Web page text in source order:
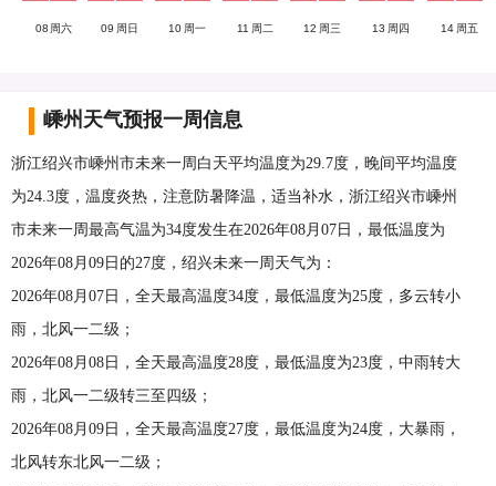
08 周六 09 周日 10 周一 11 周二 12 周三 13 周四 14 周五
嵊州天气预报一周信息
浙江绍兴市嵊州市未来一周白天平均温度为29.7度，晚间平均温度
为24.3度，温度炎热，注意防暑降温，适当补水，浙江绍兴市嵊州
市未来一周最高气温为34度发生在2026年08月07日，最低温度为
2026年08月09日的27度，绍兴未来一周天气为：
2026年08月07日，全天最高温度34度，最低温度为25度，多云转小
雨，北风一二级；
2026年08月08日，全天最高温度28度，最低温度为23度，中雨转大
雨，北风一二级转三至四级；
2026年08月09日，全天最高温度27度，最低温度为24度，大暴雨，
北风转东北风一二级；